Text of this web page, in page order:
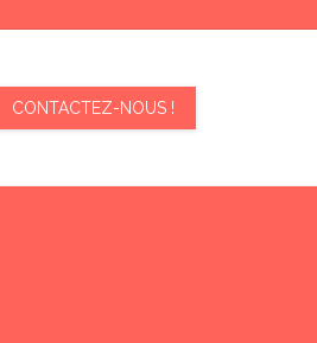
CONTACTEZ-NOUS !